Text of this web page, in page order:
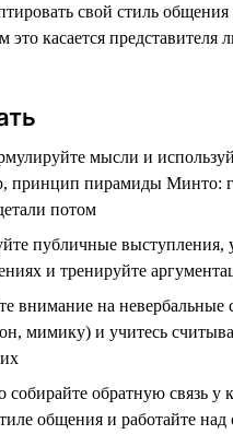
свой стиль
касается представителя
мысли и
принцип пирамиды Минто:
потом
публичные выступления,
и тренируйте
внимание на невербальные
мимику) и учитесь
собирайте обратную связь у
общения и работайте